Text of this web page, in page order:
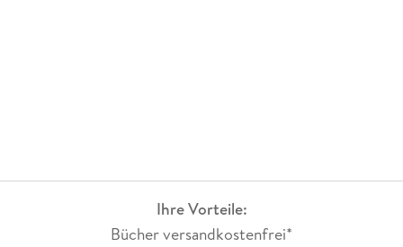
Ihre Vorteile:
Bücher versandkostenfrei*